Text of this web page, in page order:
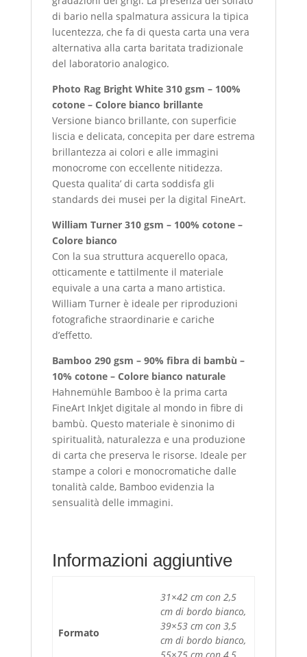
di bario nella spalmatura assicura la tipica
lucentezza, che fa di questa carta una vera
alternativa alla carta baritata tradizionale
del laboratorio analogico.
Photo Rag Bright White 310 gsm – 100%
cotone – Colore bianco brillante
Versione bianco brillante, con superficie
liscia e delicata, concepita per dare estrema
brillantezza ai colori e alle immagini
monocrome con eccellente nitidezza.
Questa qualita’ di carta soddisfa gli
standards dei musei per la digital FineArt.
William Turner 310 gsm – 100% cotone –
Colore bianco
Con la sua struttura acquerello opaca,
otticamente e tattilmente il materiale
equivale a una carta a mano artistica.
William Turner è ideale per riproduzioni
fotografiche straordinarie e cariche
d’effetto.
Bamboo 290 gsm – 90% fibra di bambù –
10% cotone – Colore bianco naturale
Hahnemühle Bamboo è la prima carta
FineArt InkJet digitale al mondo in fibre di
bambù. Questo materiale è sinonimo di
spiritualità, naturalezza e una produzione
di carta che preserva le risorse. Ideale per
stampe a colori e monocromatiche dalle
tonalità calde, Bamboo evidenzia la
sensualità delle immagini.
Informazioni aggiuntive
Formato
31×42 cm con 2,5
cm di bordo bianco,
39×53 cm con 3,5
cm di bordo bianco,